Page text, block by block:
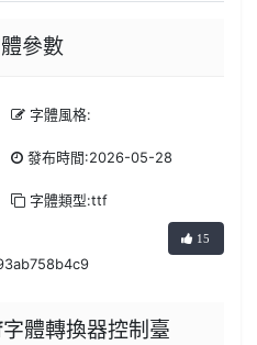
參數
字體風格:
發布時間:2026-05-28
字體類型:ttf
15
體轉換器控制臺